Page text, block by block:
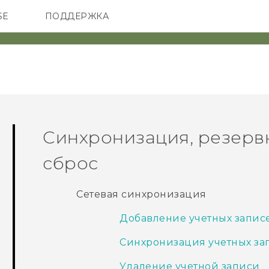
АКСЕССУАРЫ
ПОДДЕРЖКА
Синхронизация,
сброс
Сетевая синхронизация
Добавление учетных
Синхронизация учетных
Удаление учетной записи